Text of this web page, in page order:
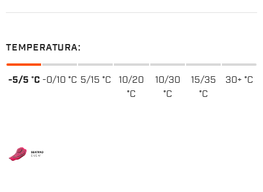
TEMPERATURA:
-5/5 °C -0/10 °C 5/15 °C
10/20
°C
10/30
°C
15/35
°C
30+ °C